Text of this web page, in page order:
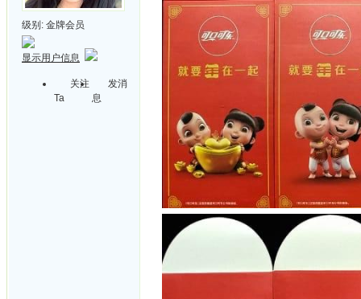
级别: 金牌会员
显示用户信息
关注
Ta
发消
息